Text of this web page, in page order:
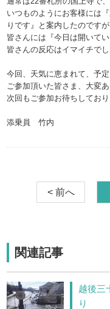
いつものようにお客様には
りです』と案内したのです
皆さんには『今日は開いて
皆さんの反応はイマイチで
今回、天気に恵まれて、予
ご参加頂いた皆さま、大変
次回もご参加お待ちしており
添乗員 竹内
< 前へ
関連記事
越後
り